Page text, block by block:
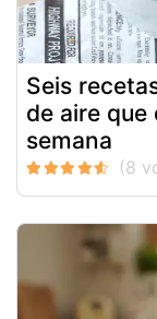
Seis
de aire que
semana